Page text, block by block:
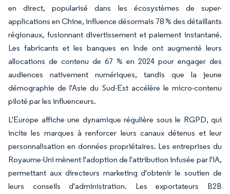
en direct, popularisé dans les écosystèmes de super-
applications en Chine, influence désormais 78 % des détaillants
régionaux, fusionnant divertissement et paiement instantané.
Les fabricants et les banques en Inde ont augmenté leurs
allocations de contenu de 67 % en 2024 pour engager des
audiences nativement numériques, tandis que la jeune
démographie de l'Asie du Sud-Est accélère le micro-contenu
piloté par les influenceurs.
L'Europe affiche une dynamique régulière sous le RGPD, qui
incite les marques à renforcer leurs canaux détenus et leur
personnalisation en données propriétaires. Les entreprises du
Royaume-Uni mènent l'adoption de l'attribution infusée par l'IA,
permettant aux directeurs marketing d'obtenir le soutien de
leurs conseils d'administration. Les exportateurs B2B